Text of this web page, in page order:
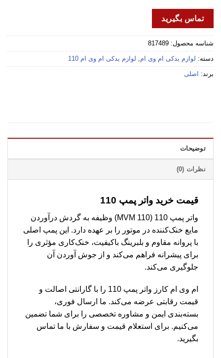
تماس بگیرید
شناسه محصول: 817489
دسته: لوازم یدکی ام وی ام, لوازم یدکی ام وی ام 110
برند: اصلی
توضیحات
نظرات (0)
قیمت خرید واتر پمپ 110
واتر پمپ 110 (MVM 110) وظیفه به گردش درآوردن
مایع خنک‌کننده در موتور را بر عهده دارد. این پمپ اصلی
با پروانه مقاوم و بلبرینگ باکیفیت، خنک‌کاری مؤثری را
برای پیشرانه فراهم می‌کند و از جوش آوردن آن
جلوگیری می‌کند.
ام وی ام کارز واتر پمپ 110 را با گارانتی اصالت و
قیمت رقابتی عرضه می‌کند. ما ارسال فوری،
بسته‌بندی ایمن و مشاوره تخصصی را برای شما تضمین
می‌کنیم. برای استعلام قیمت و سفارش با ما تماس
بگیرید.